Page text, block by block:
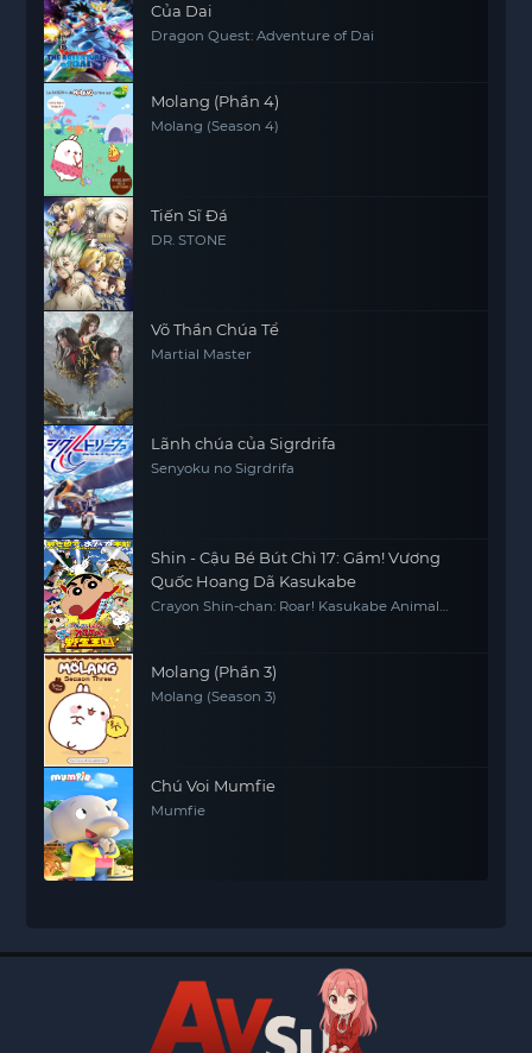
Của Dai
Dragon Quest: Adventure of Dai
Molang (Phần 4)
Molang (Season 4)
Tiến Sĩ Đá
DR. STONE
Võ Thần Chúa Tể
Martial Master
Lãnh chúa của Sigrdrifa
Senyoku no Sigrdrifa
Shin - Cậu Bé Bút Chì 17: Gầm! Vương
Quốc Hoang Dã Kasukabe
Crayon Shin-chan: Roar! Kasukabe Animal
Molang (Phần 3)
Molang (Season 3)
Chú Voi Mumfie
Mumfie